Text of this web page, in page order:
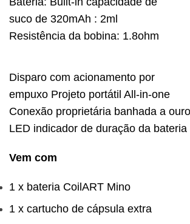
suco de 320mAh : 2ml
Resistência da bobina: 1.8ohm
Disparo com acionamento por
empuxo Projeto portátil All-in-one
Conexão proprietária banhada a ouro
LED indicador de duração da bateria
Vem com
1 x bateria CoilART Mino
1 x cartucho de cápsula extra